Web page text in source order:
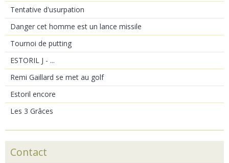
Tentative d'usurpation
Danger cet homme est un lance missile
Tournoi de putting
ESTORIL J - ...
Remi Gaillard se met au golf
Estoril encore
Les 3 Grâces
Contact